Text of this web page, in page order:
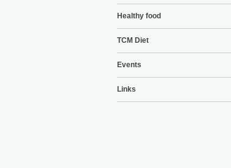
Healthy food
TCM Diet
Events
Links